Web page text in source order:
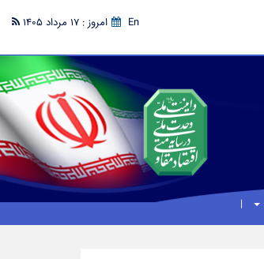
En امروز : 17 مرداد 1405